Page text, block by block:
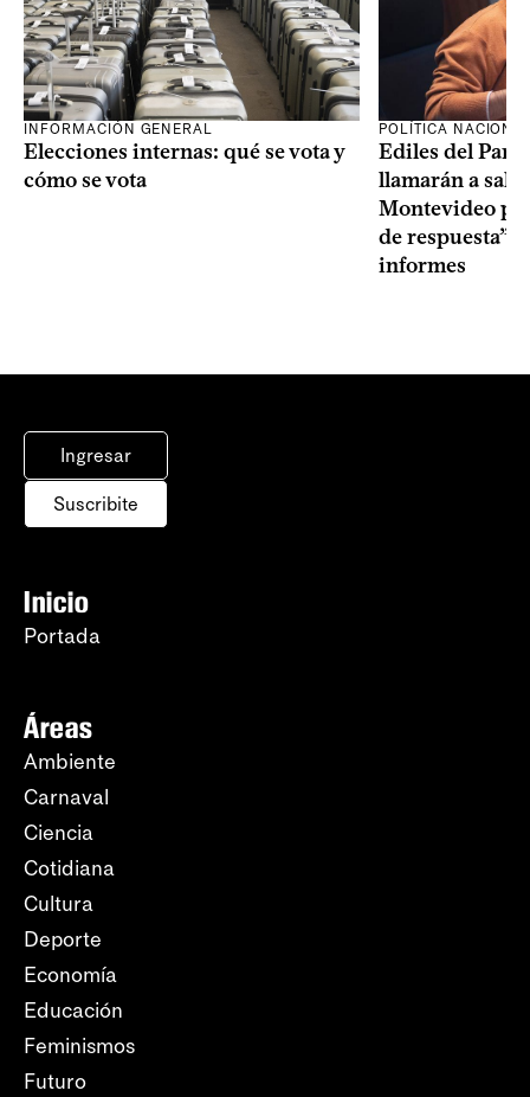
INFORMACIÓN GENERAL
Elecciones internas: qué se vota y
cómo se vota
POLÍTICA
Ediles del
llamarán a sala
Montevideo
de respuesta”
informes
Ingresar
Suscribite
Inicio
Portada
Áreas
Ambiente
Carnaval
Ciencia
Cotidiana
Cultura
Deporte
Economía
Educación
Feminismos
Futuro